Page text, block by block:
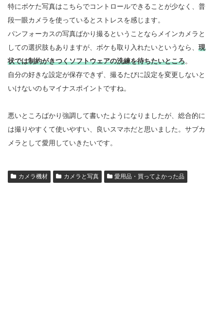
特にボケた写真はこちらでコントロールできることが少なく、普
段一眼カメラを使っているとストレスを感じます。
パンフォーカスの写真ばかり撮るということならメインカメラと
しての選択肢もありますが、ボケも取り入れたいというなら、 現
状では制約がきつくソフトウェアの洗練を待ちたいところ。
自分の好きな設定が保存できず、撮るたびに設定を変更しないと
いけないのもマイナスポイントですね。
悪いところばかり強調して書いたようになりましたが、総合的に
は撮りやすくて使いやすい、良いスマホだと思いました。サブカ
メラとして愛用していきたいです。
カメラ機材 カメラと写真 愛用品・買ってよかった品